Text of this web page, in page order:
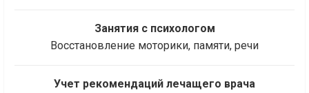
Занятия с психологом
Восстановление моторики, памяти, речи
Учет рекомендаций лечащего врача